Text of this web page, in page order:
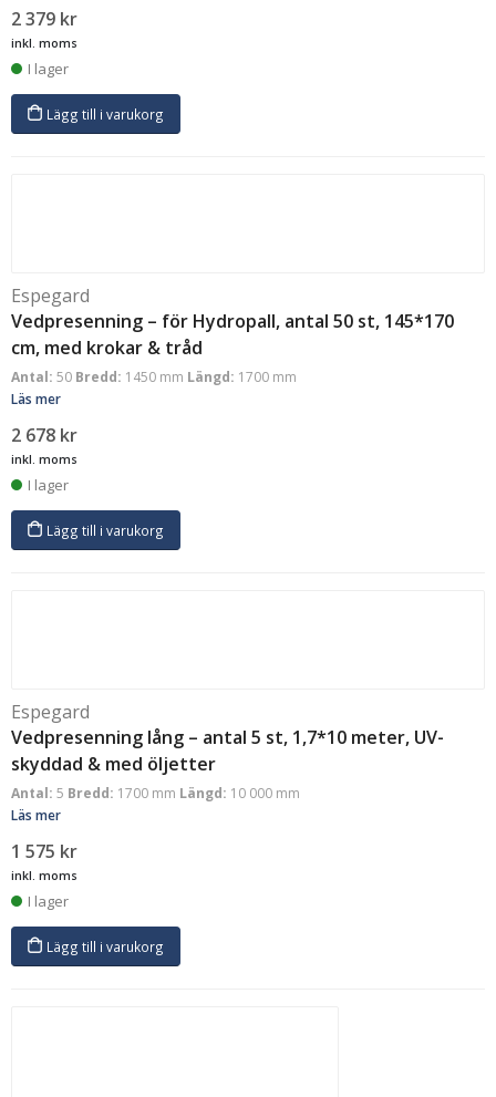
2 379 kr
inkl. moms
I lager
Lägg till i varukorg
Espegard
Vedpresenning – för Hydropall, antal 50 st, 145*170
cm, med krokar & tråd
Antal: 50 Bredd: 1450 mm Längd: 1700 mm
Läs mer
2 678 kr
inkl. moms
I lager
Lägg till i varukorg
Espegard
Vedpresenning lång – antal 5 st, 1,7*10 meter, UV-
skyddad & med öljetter
Antal: 5 Bredd: 1700 mm Längd: 10 000 mm
Läs mer
1 575 kr
inkl. moms
I lager
Lägg till i varukorg